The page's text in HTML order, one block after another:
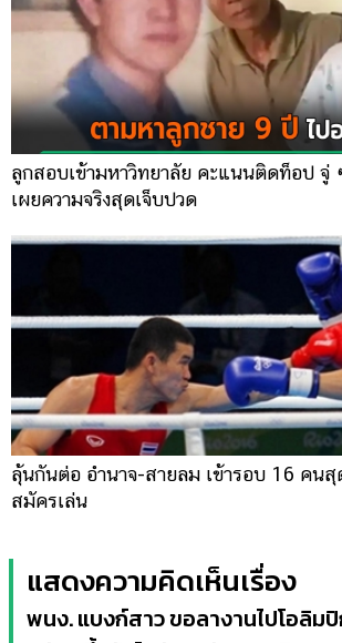
ลูกสอบเข้ามหาวิทยาลัย คะแนนติดท็อป จู่
เผยความจริงสุดเจ็บปวด
ลุ้นกันต่อ อำนาจ-สายลม เข้ารอบ 16 คน
สมัครเล่น
แสดงความคิดเห็นเรื่อง
พนง. แบงก์สาว ขอลางานไปโอลิม